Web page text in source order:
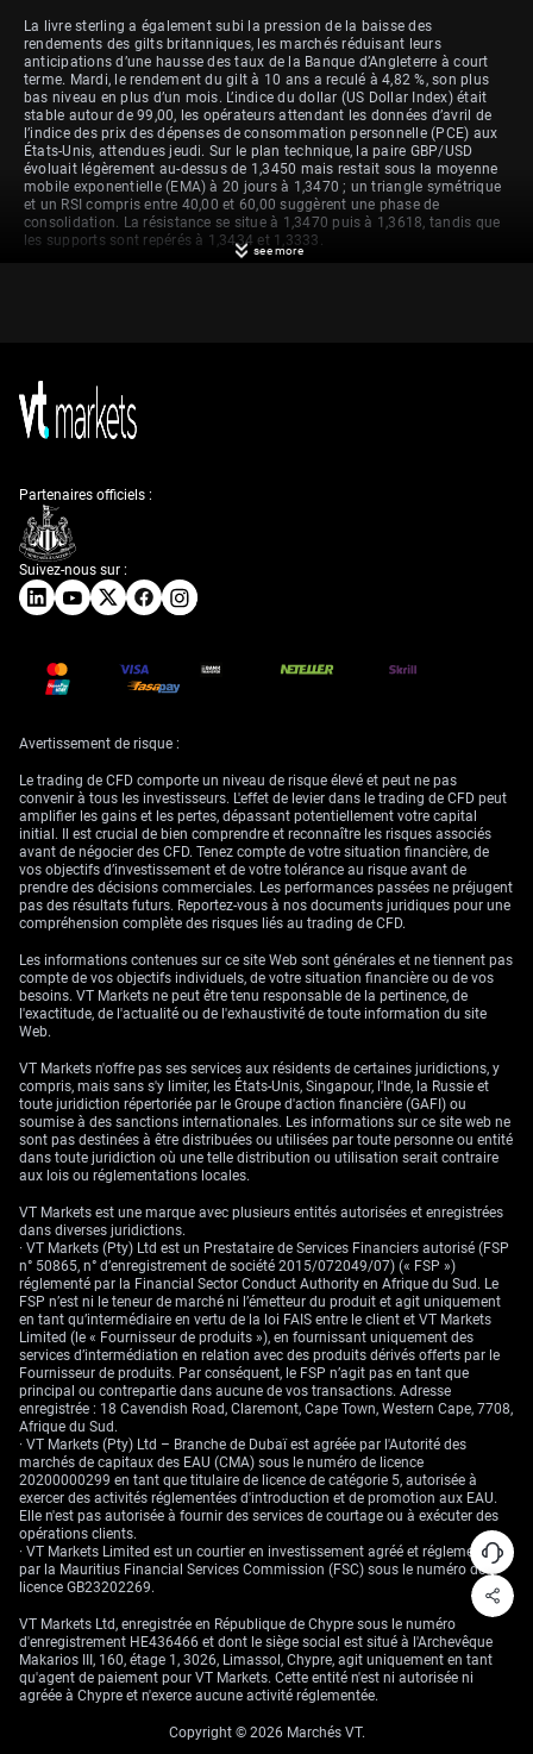
La livre sterling a également subi la pression de la baisse des
rendements des gilts britanniques, les marchés réduisant leurs
anticipations d’une hausse des taux de la Banque d’Angleterre à court
terme. Mardi, le rendement du gilt à 10 ans a reculé à 4,82 %, son plus
bas niveau en plus d’un mois. L’indice du dollar (US Dollar Index) était
stable autour de 99,00, les opérateurs attendant les données d’avril de
l’indice des prix des dépenses de consommation personnelle (PCE) aux
États-Unis, attendues jeudi. Sur le plan technique, la paire GBP/USD
évoluait légèrement au-dessus de 1,3450 mais restait sous la moyenne
mobile exponentielle (EMA) à 20 jours à 1,3470 ; un triangle symétrique
et un RSI compris entre 40,00 et 60,00 suggèrent une phase de
consolidation. La résistance se situe à 1,3470 puis à 1,3618, tandis que
les supports sont repérés à 1,3434 et 1,3333.
Nous constatons que la paire GBP/USD est pénalisée par le risque
géopolitique, le fragile cessez-le-feu entre les États-Unis et l’Iran incitant
facteurs de marché. Dans les semaines à venir, ces tensions devraient
largement dicter les mouvements de change à court terme.
La faiblesse de la livre s’explique aussi par des facteurs domestiques au
Royaume-Uni, la baisse des rendements des gilts signalant un
affaiblissement de la confiance dans une hausse prochaine des taux de
la Banque d’Angleterre. Le repli du 10 ans à un plus bas d’un mois à 4,82
% constitue, selon nous, un indicateur baissier clé. Cela fait suite aux
en statu quo.
et niveaux techniques
Tous les regards se tournent désormais vers les chiffres du PCE
américain attendus ce jeudi. La Réserve fédérale suit de près cette
métrique d’inflation, et le consensus table sur une progression de 2,8 %
en glissement annuel. Une publication plus élevée qu’anticipé
soutiendrait probablement le dollar et pèserait sur le GBP/USD, en
renforçant la pression sur la Fed pour maintenir un biais hawkish.
Compte tenu de l’incertitude, nous étudions des stratégies options pour
gérer le risque et exprimer une vision baissière sur la livre. La récente
hausse de la volatilité implicite à un mois sur le GBP/USD à 8,7 % rend la
vente de prime moins attractive ; nous privilégions donc l’achat de puts
avec un prix d’exercice inférieur à 1,3400. Cela offre un moyen clair, à
D’un point de vue technique, la paire peine à repasser au-dessus de
l’EMA 20 jours à 1,3470, que nous considérons comme un niveau de
résistance critique. Tant que les cours restent sous ce seuil, la voie de
moindre résistance demeure orientée à la baisse. Une cassure confirmée
sous le récent plus bas à 1,3434 ouvrirait la voie à un glissement vers le
prochain support majeur autour de 1,3333.
Cet environnement rappelle celui de fin 2022, lorsque la divergence des
politiques des banques centrales et les événements géopolitiques
avaient engendré des tendances durables sur les grandes paires de
devises. Historiquement, les périodes de fortes tensions au Moyen-Orient
se sont régulièrement traduites par un renforcement du dollar. Nous
devons donc être positionnés en conséquence si la situation
diplomatique entre les États-Unis et l’Iran devait encore se dégrader.
see more
Suivez-nous sur :
Partenaires officiels :
Avertissement de risque :
Le trading de CFD comporte un niveau de risque élevé et peut ne pas
convenir à tous les investisseurs. L'effet de levier dans le trading de CFD peut
amplifier les gains et les pertes, dépassant potentiellement votre capital
initial. Il est crucial de bien comprendre et reconnaître les risques associés
avant de négocier des CFD. Tenez compte de votre situation financière, de
vos objectifs d’investissement et de votre tolérance au risque avant de
prendre des décisions commerciales. Les performances passées ne préjugent
pas des résultats futurs. Reportez-vous à nos documents juridiques pour une
compréhension complète des risques liés au trading de CFD.
Les informations contenues sur ce site Web sont générales et ne tiennent pas
compte de vos objectifs individuels, de votre situation financière ou de vos
besoins. VT Markets ne peut être tenu responsable de la pertinence, de
l'exactitude, de l'actualité ou de l'exhaustivité de toute information du site
Web.
VT Markets n'offre pas ses services aux résidents de certaines juridictions, y
compris, mais sans s'y limiter, les États-Unis, Singapour, l'Inde, la Russie et
toute juridiction répertoriée par le Groupe d'action financière (GAFI) ou
soumise à des sanctions internationales. Les informations sur ce site web ne
sont pas destinées à être distribuées ou utilisées par toute personne ou entité
dans toute juridiction où une telle distribution ou utilisation serait contraire
aux lois ou réglementations locales.
VT Markets est une marque avec plusieurs entités autorisées et enregistrées
dans diverses juridictions.
· VT Markets (Pty) Ltd est un Prestataire de Services Financiers autorisé (FSP
n° 50865, n° d’enregistrement de société 2015/072049/07) (« FSP »)
réglementé par la Financial Sector Conduct Authority en Afrique du Sud. Le
FSP n’est ni le teneur de marché ni l’émetteur du produit et agit uniquement
en tant qu’intermédiaire en vertu de la loi FAIS entre le client et VT Markets
Limited (le « Fournisseur de produits »), en fournissant uniquement des
services d’intermédiation en relation avec des produits dérivés offerts par le
Fournisseur de produits. Par conséquent, le FSP n’agit pas en tant que
principal ou contrepartie dans aucune de vos transactions. Adresse
enregistrée : 18 Cavendish Road, Claremont, Cape Town, Western Cape, 7708,
Afrique du Sud.
· VT Markets (Pty) Ltd – Branche de Dubaï est agréée par l'Autorité des
marchés de capitaux des EAU (CMA) sous le numéro de licence
20200000299 en tant que titulaire de licence de catégorie 5, autorisée à
exercer des activités réglementées d'introduction et de promotion aux EAU.
Elle n'est pas autorisée à fournir des services de courtage ou à exécuter des
opérations clients.
· VT Markets Limited est un courtier en investissement agréé et réglementé
par la Mauritius Financial Services Commission (FSC) sous le numéro de
licence GB23202269.
VT Markets Ltd, enregistrée en République de Chypre sous le numéro
d'enregistrement HE436466 et dont le siège social est situé à l'Archevêque
Makarios III, 160, étage 1, 3026, Limassol, Chypre, agit uniquement en tant
qu'agent de paiement pour VT Markets. Cette entité n'est ni autorisée ni
agréée à Chypre et n'exerce aucune activité réglementée.
Copyright © 2026 Marchés VT.